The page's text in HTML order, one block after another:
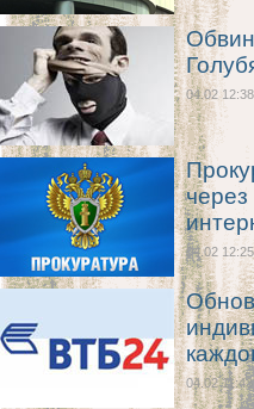
04.02 12:38
через
04.02 12:25
04.02 11:43